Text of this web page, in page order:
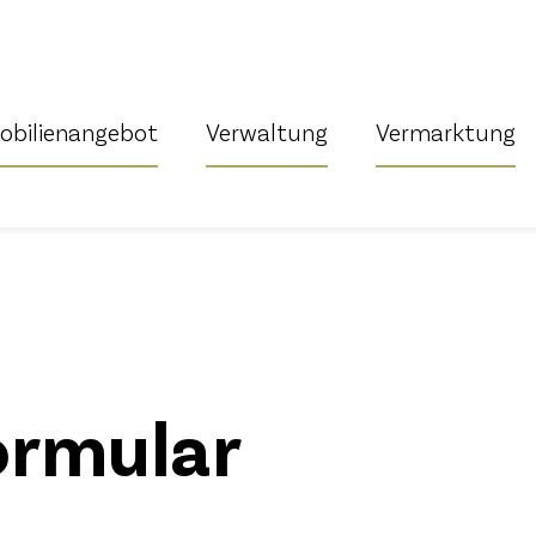
Verwaltung Vermarktung